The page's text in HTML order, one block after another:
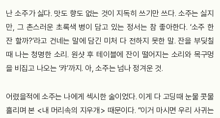
난 소주가 싫다. 맛도 향도 없는 것이 지독히 쓰기만 쓰다. 소주는 싫지
만, 그 촌스러운 초록색 병이 담고 있는 정서는 참 좋아한다. ‘소주 한
잔 할까?’라고 건네는 말에 담긴 미처 다 전하지 못한 말. 잔을 부딪칠
때 나는 청명한 소리. 원샷 후 테이블에 잔이 떨어지는 소리와 목구멍
을 비집고 나오는 ‘캬’까지. 아, 소주는 넘나 정겨운 것.
어렸을적에 소주는 나에게 섹시한 술이었다. 이게 다 고딩때 눈물 콧물
흘리며 본 <내 머리속의 지우개> 때문이다. “이거 마시면 우리 사귀는